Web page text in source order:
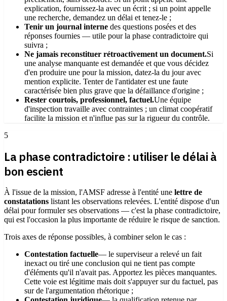
explication, fournissez-la avec un écrit ; si un point appelle
une recherche, demandez un délai et tenez-le ;
Tenir un journal interne des questions posées et des
réponses fournies — utile pour la phase contradictoire qui
suivra ;
Ne jamais reconstituer rétroactivement un document.Si
une analyse manquante est demandée et que vous décidez
d'en produire une pour la mission, datez-la du jour avec
mention explicite. Tenter de l'antidater est une faute
caractérisée bien plus grave que la défaillance d'origine ;
Rester courtois, professionnel, factuel.Une équipe
d'inspection travaille avec contraintes ; un climat coopératif
facilite la mission et n'influe pas sur la rigueur du contrôle.
5
La phase contradictoire : utiliser le délai à
bon escient
À l'issue de la mission, l'AMSF adresse à l'entité une lettre de
constatations listant les observations relevées. L'entité dispose d'un
délai pour formuler ses observations — c'est la phase contradictoire,
qui est l'occasion la plus importante de réduire le risque de sanction.
Trois axes de réponse possibles, à combiner selon le cas :
Contestation factuelle— le superviseur a relevé un fait
inexact ou tiré une conclusion qui ne tient pas compte
d'éléments qu'il n'avait pas. Apportez les pièces manquantes.
Cette voie est légitime mais doit s'appuyer sur du factuel, pas
sur de l'argumentation rhétorique ;